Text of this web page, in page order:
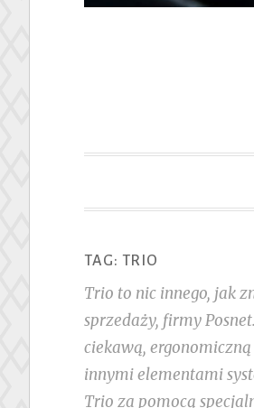
TAG: TRIO
Trio to nic innego, jak
sprzedaży, firmy
ciekawą,
innymi elementami
Trio za pomocą